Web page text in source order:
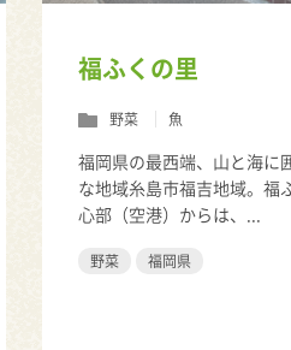
福ふくの里
野菜 魚
福岡県の最西端、山と海に
な地域糸島市福吉地域。福
心部（空港）からは、...
野菜 福岡県